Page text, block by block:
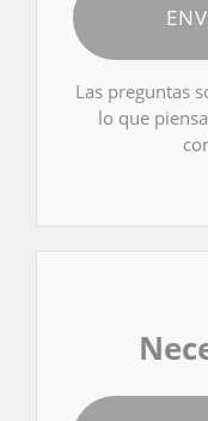
Las preguntas
lo que